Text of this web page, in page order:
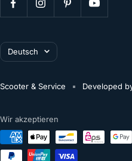
Sprache
Deutsch
Scooter & Service Developed
Wir akzeptieren
deine